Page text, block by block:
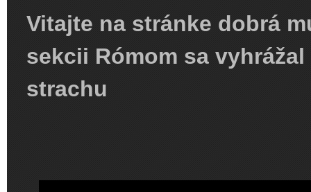
Vitajte na stránke dobrá
sekcii Rómom sa
strachu